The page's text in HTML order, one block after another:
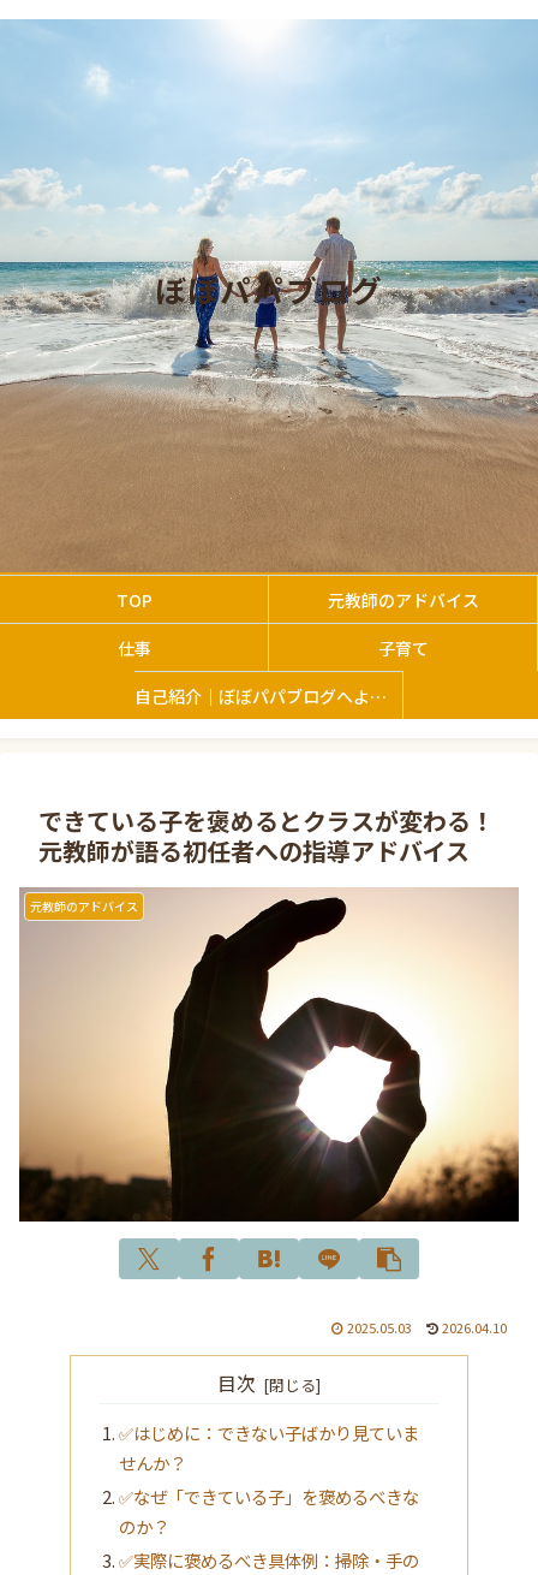
ぼぼパパブログ
TOP
元教師のアドバイス
仕事
子育て
自己紹介｜ぼぼパパブログへようこそ
できている子を褒めるとクラスが変わる！
元教師が語る初任者への指導アドバイス
元教師のアドバイス
2025.05.03 2026.04.10
目次
✅はじめに：できない子ばかり見ていま
せんか？
✅なぜ「できている子」を褒めるべきな
のか？
✅実際に褒めるべき具体例：掃除・手の